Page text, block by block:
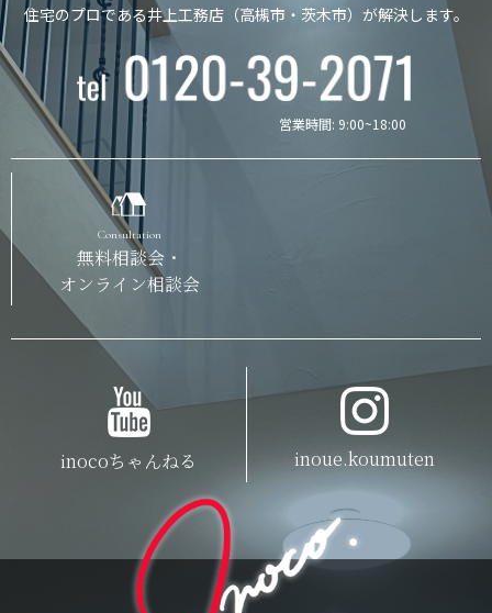
住宅のプロである井上工務店（高槻市・茨木市）が解決します。
営業時間: 9:00~18:00
Consultation
無料相談会・
オンライン相談会
inocoちゃんねる inoue.koumuten